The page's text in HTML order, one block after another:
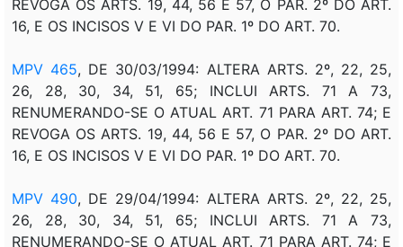
REVOGA OS ARTS. 19, 44, 56 E 57, O PAR. 2º DO ART.
16, E OS INCISOS V E VI DO PAR. 1º DO ART. 70.
MPV 465, DE 30/03/1994: ALTERA ARTS. 2º, 22, 25,
26, 28, 30, 34, 51, 65; INCLUI ARTS. 71 A 73,
RENUMERANDO-SE O ATUAL ART. 71 PARA ART. 74; E
REVOGA OS ARTS. 19, 44, 56 E 57, O PAR. 2º DO ART.
16, E OS INCISOS V E VI DO PAR. 1º DO ART. 70.
MPV 490, DE 29/04/1994: ALTERA ARTS. 2º, 22, 25,
26, 28, 30, 34, 51, 65; INCLUI ARTS. 71 A 73,
RENUMERANDO-SE O ATUAL ART. 71 PARA ART. 74; E